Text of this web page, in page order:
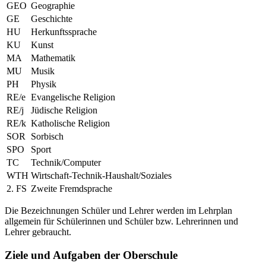
GEO Geographie
GE
Geschichte
HU
Herkunftssprache
KU
Kunst
MA
Mathematik
MU
Musik
PH
Physik
RE/e Evangelische Religion
RE/j
Jüdische Religion
RE/k Katholische Religion
SOR
Sorbisch
SPO
Sport
TC
Technik/Computer
WTH Wirtschaft-Technik-Haushalt/Soziales
2. FS Zweite Fremdsprache
Die Bezeichnungen Schüler und Lehrer werden im Lehrplan
allgemein für Schülerinnen und Schüler bzw. Lehrerinnen und
Lehrer gebraucht.
Ziele und Aufgaben der Oberschule